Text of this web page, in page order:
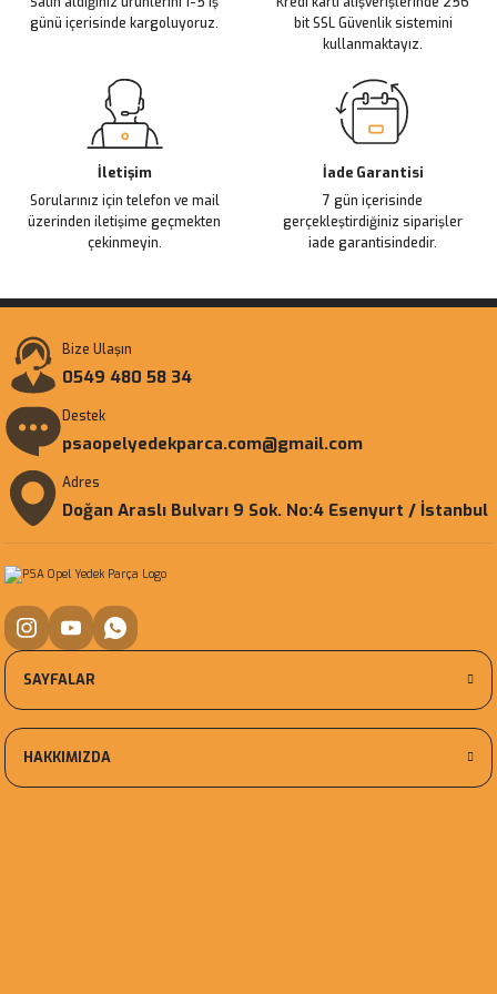
Bu ürüne benzer farklı alternatifler olmalı.
günü içerisinde kargoluyoruz.
bit SSL Güvenlik sistemini
kullanmaktayız.
İletişim
Sorularınız için telefon ve mail
üzerinden iletişime geçmekten
çekinmeyin.
İade Garantisi
7 gün içerisinde
gerçekleştirdiğiniz siparişler
iade garantisindedir.
Bize Ulaşın
0549 480 58 34
Destek
psaopelyedekparca.com@gmail.com
Adres
Doğan Araslı Bulvarı 9 Sok. No:4 Esenyurt / İstanbul
SAYFALAR
HAKKIMIZDA